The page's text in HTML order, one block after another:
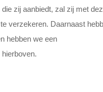
zij aanbiedt, zal zij met
verzekeren. Daarnaast
hebben we een